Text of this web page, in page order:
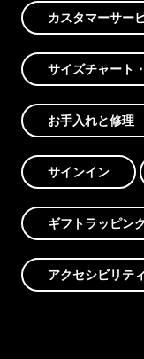
カスタマーサー
サイズチャート
お手入れと修理
サインイン
ギフトラッピン
アクセシビリテ